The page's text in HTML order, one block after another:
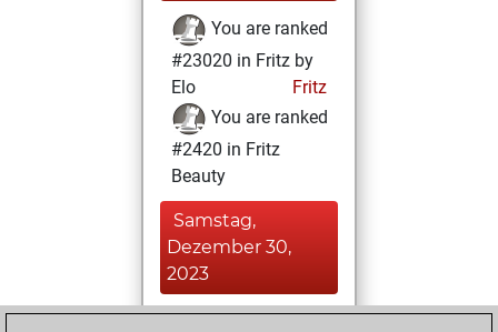
You are ranked
#23020 in Fritz by
Elo
Fritz
You are ranked
#2420 in Fritz
Beauty
Samstag,
Dezember 30,
2023